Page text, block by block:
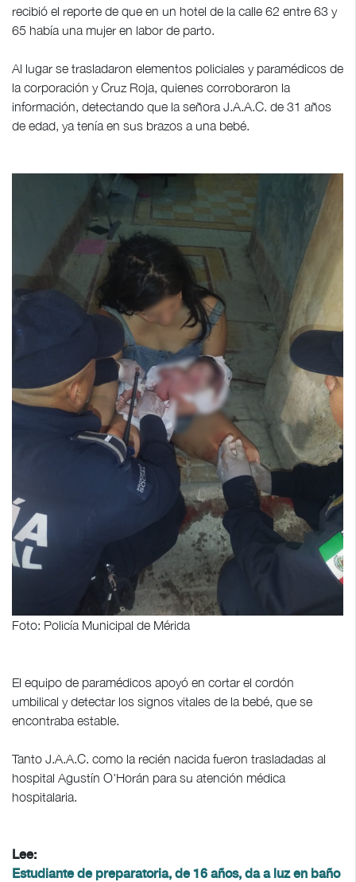
recibió el reporte de que en un hotel de la calle 62 entre 63 y
65 había una mujer en labor de parto.
Al lugar se trasladaron elementos policiales y paramédicos de
la corporación y Cruz Roja, quienes corroboraron la
información, detectando que la señora J.A.A.C. de 31 años
de edad, ya tenía en sus brazos a una bebé.
Foto: Policía Municipal de Mérida
El equipo de paramédicos apoyó en cortar el cordón
umbilical y detectar los signos vitales de la bebé, que se
encontraba estable.
Tanto J.A.A.C. como la recién nacida fueron trasladadas al
hospital Agustín O'Horán para su atención médica
hospitalaria.
Lee:
Estudiante de preparatoria, de 16 años, da a luz en baño